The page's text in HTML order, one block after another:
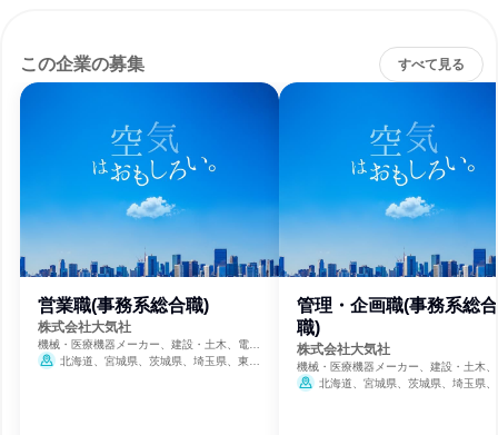
この企業の募集 すべて見る
営業職(事務系総合職)
株式会社大気社
機械・医療機器メーカー、建設・土木、電
力・ガス・水道・エネルギー
北海道、宮城県、茨城県、埼玉県、東京
管理・企画職(事務系総合
職)
株式会社大気社
機械・医療機器メーカー、建設・土木
力・ガス・水道・エネルギー
北海道、宮城県、茨城県、埼玉県